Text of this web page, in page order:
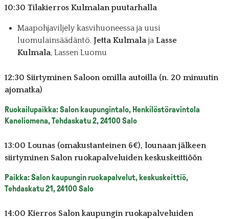
10:30 Tilakierros Kulmalan puutarhalla
Maapohjaviljely kasvihuoneessa ja uusi
luomulainsäädäntö. Jetta Kulmala ja Lasse
Kulmala , Lassen Luomu
12:30 Siirtyminen Saloon omilla autoilla (n. 20 minuutin
ajomatka)
Ruokailupaikka: Salon kaupungintalo, Henkilöstöravintola
Kaneliomena, Tehdaskatu 2, 24100 Salo
13:00 Lounas (omakustanteinen 6€), lounaan jälkeen
siirtyminen Salon ruokapalveluiden keskuskeittiöön
Paikka: Salon kaupungin ruokapalvelut, keskuskeittiö,
Tehdaskatu 21, 24100 Salo
14:00 Kierros Salon kaupungin ruokapalveluiden